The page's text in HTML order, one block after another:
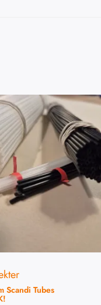
Scandi Tubes